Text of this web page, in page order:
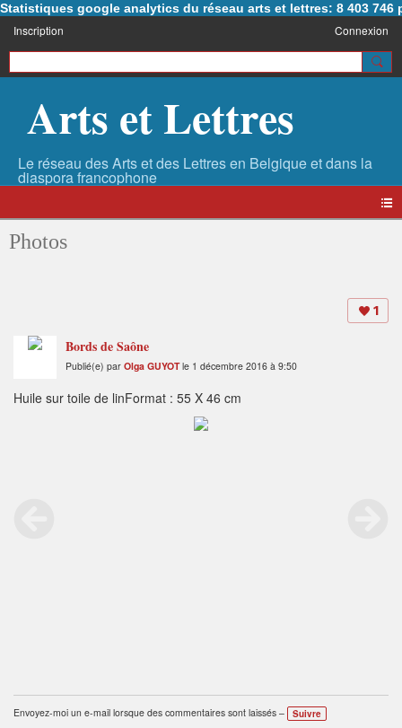
Statistiques google analytics du réseau arts et lettres: 8 403 746
Inscription Connexion
Arts et Lettres
Photos
1
Bords de Saône
Publié(e) par Olga GUYOTle 1 décembre 2016 à 9:50
Huile sur toile de linFormat : 55 X 46 cm
Envoyez-moi un e-mail lorsque des commentaires sont laissés – Suivre